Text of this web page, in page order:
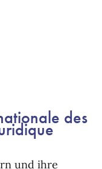
des
und ihre